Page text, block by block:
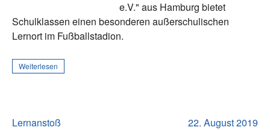
e.V." aus Hamburg bietet
Schulklassen einen besonderen außerschulischen
Lernort im Fußballstadion.
Weiterlesen
22. August 2019
Lernanstoß